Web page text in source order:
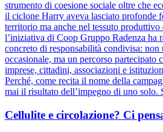
strumento di coesione sociale oltre che
il ciclone Harry aveva lasciato profonde
territorio ma anche nel tessuto produttivo
l’iniziativa di Coop Gruppo Radenza ha
concreto di responsabilità condivisa: non
occasionale, ma un percorso partecipato
imprese, cittadini, associazioni e
Perché, come recita il nome della
mai il risultato dell’impegno di uno solo.
Cellulite e circolazione? Ci